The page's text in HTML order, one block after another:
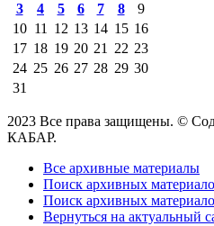
3
4 5 6 7 8
9
10 11 12 13 14 15 16
17 18 19 20 21 22 23
24 25 26 27 28 29 30
31
2023 Все права защищены. ©
КАБАР.
Все архивные материалы
Поиск архивных
Поиск архивных
Вернуться на актуальный